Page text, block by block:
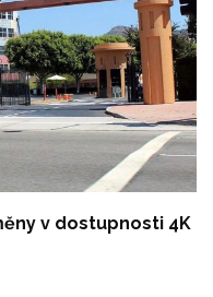
v dostupnosti 4K